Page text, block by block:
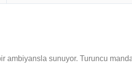
sunuyor. Turuncu